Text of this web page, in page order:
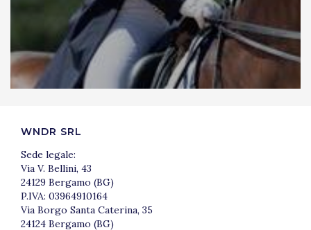
WNDR SRL
Sede legale:
Via V. Bellini, 43
24129 Bergamo (BG)
P.IVA: 03964910164
Via Borgo Santa Caterina, 35
24124 Bergamo (BG)